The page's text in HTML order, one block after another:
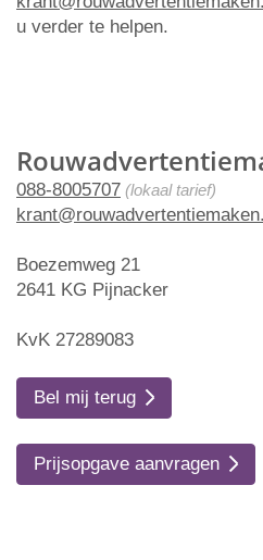
088-8005707 (lokaal tarief)
Boezemweg 21
2641 KG Pijnacker
KvK 27289083
Bel mij terug
Prijsopgave aanvragen
u verder te helpen.